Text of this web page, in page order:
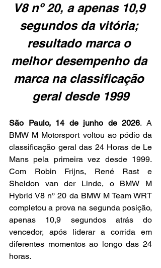
V8 nº 20, a apenas 10,9
segundos da vitória;
resultado marca o
melhor desempenho da
marca na classificação
geral desde 1999
São Paulo, 14 de junho de 2026. A
BMW M Motorsport voltou ao pódio da
classificação geral das 24 Horas de Le
Mans pela primeira vez desde 1999.
Com Robin Frijns, René Rast e
Sheldon van der Linde, o BMW M
Hybrid V8 nº 20 da BMW M Team WRT
completou a prova na segunda posição,
apenas 10,9 segundos atrás do
vencedor, após liderar a corrida em
diferentes momentos ao longo das 24
horas.